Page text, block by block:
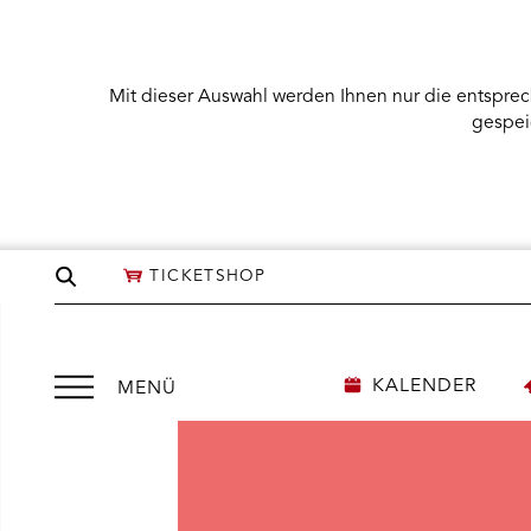
Seite
TICKETSHOP
Mit dieser Auswahl werden Ihnen nur die
MENÜ
Menü
KALENDER